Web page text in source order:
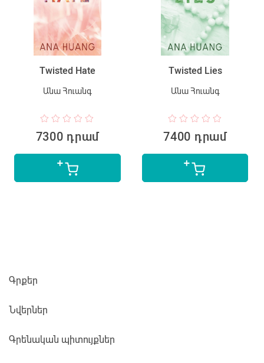
Twisted Hate
Անա Հուանգ
7300 դրամ
Twisted Lies
Անա Հուանգ
7400 դրամ
Գրքեր
Նվերներ
Գրենական պիտույքներ